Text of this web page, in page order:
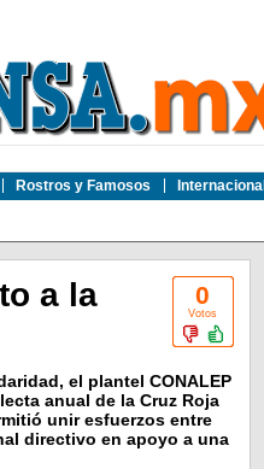
Rostros y Famosos Internacional
0
Votos
a la
el plantel CONALEP
anual de la Cruz Roja
unir esfuerzos entre
directivo en apoyo a una